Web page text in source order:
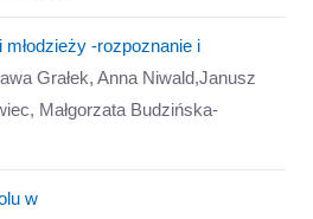
-rozpoznanie i
Grałek, Anna Niwald,Janusz
Małgorzata Budzińska-
w